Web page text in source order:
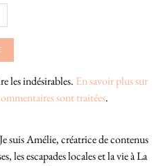
les indésirables. En savoir plus sur
sont traitées.
suis Amélie, créatrice de contenus
les escapades locales et la vie à La